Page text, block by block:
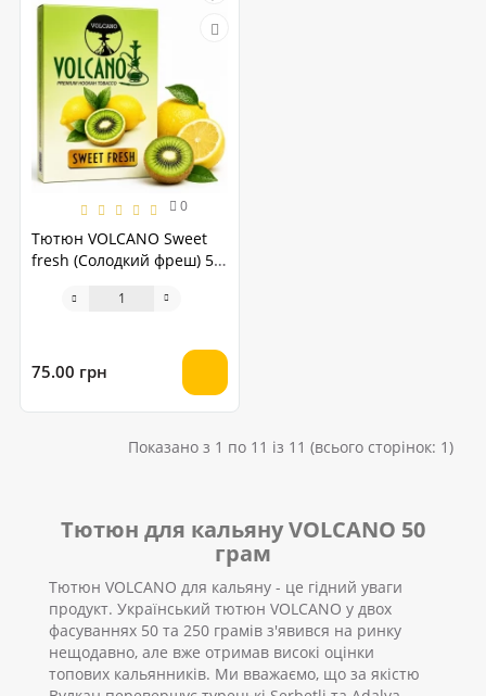
0
Тютюн VOLCANO Sweet
fresh (Солодкий фреш) 50
75.00 грн
Показано з 1 по 11 із 11 (всього сторінок: 1)
Тютюн для кальяну VOLCANO 50
грам
Тютюн VOLCANO для кальяну - це гідний уваги
продукт. Український тютюн VOLCANO у двох
фасуваннях 50 та 250 грамів з'явився на ринку
нещодавно, але вже отримав високі оцінки
топових кальянників. Ми вважаємо, що за якістю